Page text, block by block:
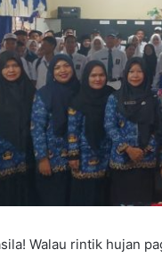
Walau rintik hujan